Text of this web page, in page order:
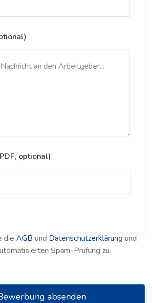
optional)
die AGB und Datenschutzerklärung und
Spam-Prüfung zu.
absenden